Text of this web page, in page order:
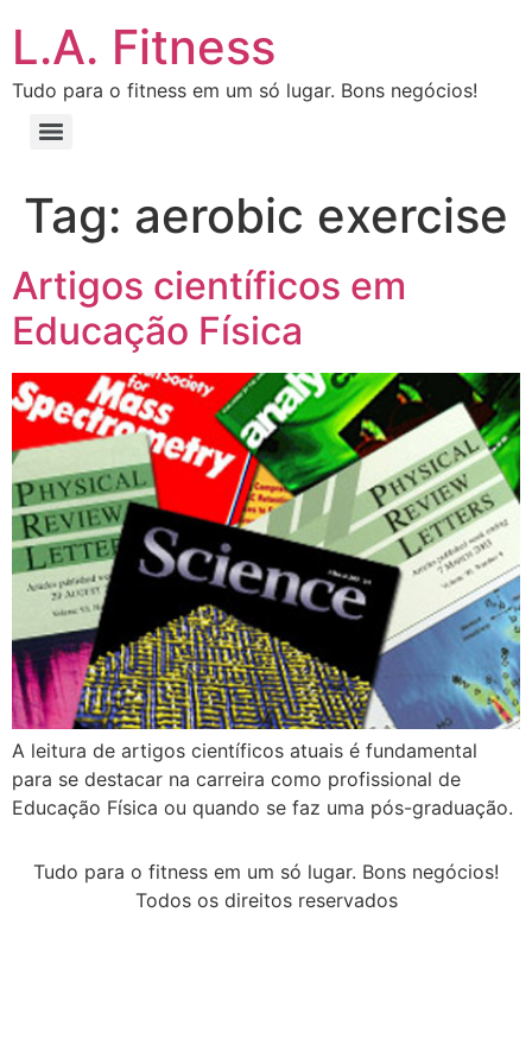
L.A. Fitness
Tudo para o fitness em um só lugar. Bons negócios!
Tag: aerobic exercise
Artigos científicos em
Educação Física
A leitura de artigos científicos atuais é fundamental
para se destacar na carreira como profissional de
Educação Física ou quando se faz uma pós-graduação.
Tudo para o fitness em um só lugar. Bons negócios!
Todos os direitos reservados